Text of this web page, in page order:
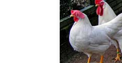
использовать
яиц, чем при
помещениях
микроклимат и
высокую